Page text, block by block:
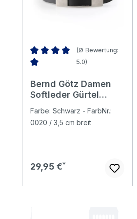
Durchschnittliche Bewertung
(Ø Bewertung:
5.0)
Bernd Götz Damen
Softleder Gürtel
Farbe: Schwarz - FarbNr.:
0020 / 3,5 cm breit
Regulärer Preis:
29,95 €